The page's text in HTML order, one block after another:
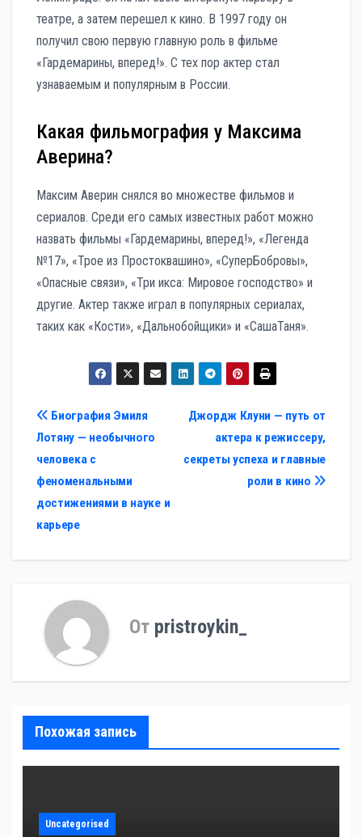
театре, а затем перешел к кино. В 1997 году он
получил свою первую главную роль в фильме
«Гардемарины, вперед!». С тех пор актер стал
узнаваемым и популярным в России.
Какая фильмография у Максима
Аверина?
Максим Аверин снялся во множестве фильмов и
сериалов. Среди его самых известных работ можно
назвать фильмы «Гардемарины, вперед!», «Легенда
№17», «Трое из Простоквашино», «СуперБобровы»,
«Опасные связи», «Три икса: Мировое господство» и
другие. Актер также играл в популярных сериалах,
таких как «Кости», «Дальнобойщики» и «СашаТаня».
Навигация
по
записям
Джордж Клуни — путь от
актера к режиссеру,
секреты успеха и главные
роли в кино
Биография Эмиля
Лотяну — необычного
человека с
феноменальными
достижениями в науке и
карьере
От pristroykin_
Похожая запись
Uncategorised